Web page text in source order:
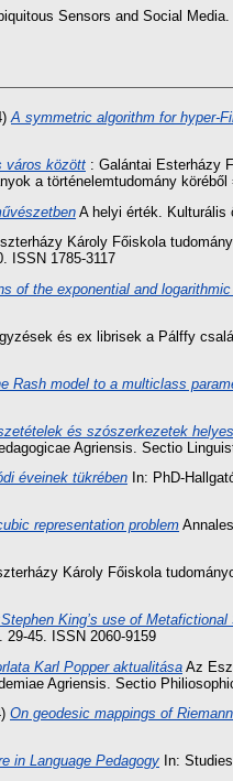
Sensors and Social
A symmetric algorithm for hyper-
város között : Galántai Esterházy
a történelemtudomány
A helyi érték. Kulturális
Károly Főiskola
ISSN 1785-3117
of the exponential and
és ex librisek a Pálffy
Rash model to a multiclass
és szószerkezetek
Agriensis. Sectio
éveinek tükrében In: PhD-
representation problem
Károly Főiskola
King’s use of
45. ISSN 2060-9159
Karl Popper aktualitása Az
Agriensis. Sectio
On geodesic mappings of
in Language Pedagogy In: